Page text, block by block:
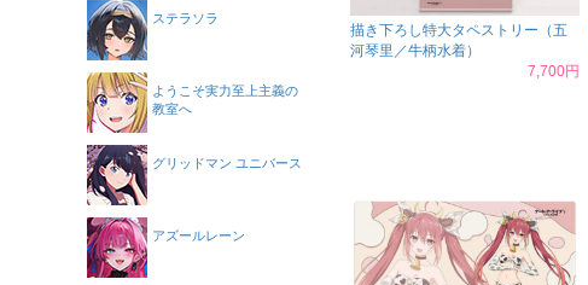
描き下ろし特大タペストリー（五
河琴里／牛柄水着）
7,700円
ステラソラ
ようこそ実力至上主義の
教室へ
グリッドマン ユニバース
アズールレーン